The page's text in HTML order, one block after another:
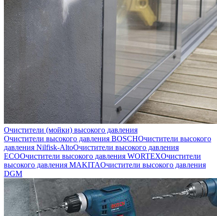
Очистители (мойки) высокого давления
Очистители высокого давления BOSCHОчистители высокого
давления Nilfisk-AltoОчистители высокого давления
ECOОчистители высокого давления WORTEXОчистители
высокого давления MAKITAОчистители высокого давления
DGM